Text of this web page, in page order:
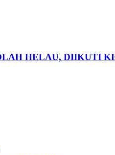
HELAU, DIIKUTI